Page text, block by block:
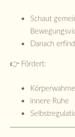
Schaut
Danach
👉 Fördert:
innere Ruhe